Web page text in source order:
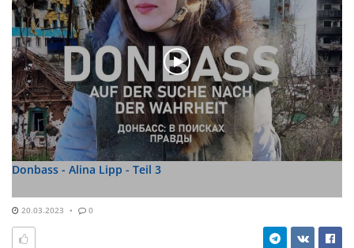
Donbass - Alina Lipp - Teil 3
20.03.2023 0